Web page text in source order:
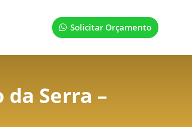
Solicitar Orçamento
da Serra –